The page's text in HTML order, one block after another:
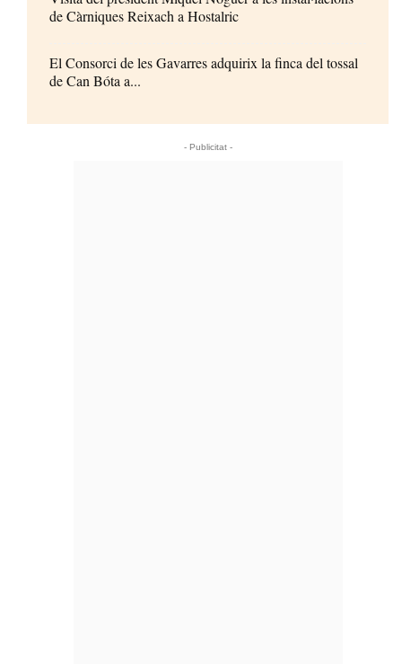
de Càrniques Reixach a Hostalric
El Consorci de les Gavarres adquirix la finca del tossal
de Can Bóta a...
- Publicitat -